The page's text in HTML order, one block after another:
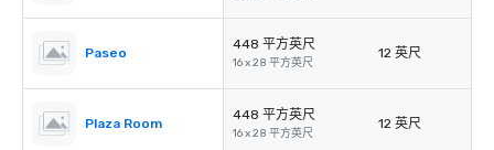
Paseo
448 平方英尺
16 x 28 平方英尺
12 英尺
Plaza Room
448 平方英尺
16 x 28 平方英尺
12 英尺